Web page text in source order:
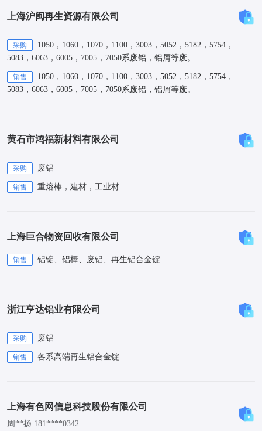
上海沪闽再生资源有限公司
采购
1050，1060，1070，1100，3003，5052，5182，5754，
5083，6063，6005，7005，7050系废铝，铝屑等废。
销售
1050，1060，1070，1100，3003，5052，5182，5754，
5083，6063，6005，7005，7050系废铝，铝屑等废。
黄石市鸿福新材料有限公司
采购 废铝
销售 重熔棒，建材，工业材
上海巨合物资回收有限公司
销售 铝锭、铝棒、废铝、再生铝合金锭
浙江亨达铝业有限公司
采购 废铝
销售 各系高端再生铝合金锭
上海有色网信息科技股份有限公司
周**扬 181****0342